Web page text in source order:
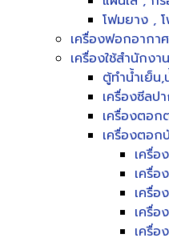
โฟมยาง ,
เครื่องฟอกอากาศ
เครื่องใช้สำนักงาน
ตู้ทำน้ำเย็น,
เครื่องซีลป
เครื่องตอก
เครื่องตอ
เครื่
เครื่อ
เครื่อ
เครื่
เครื่